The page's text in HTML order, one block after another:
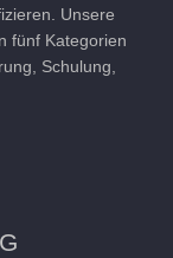
Unsere
fünf Kategorien
Schulung,